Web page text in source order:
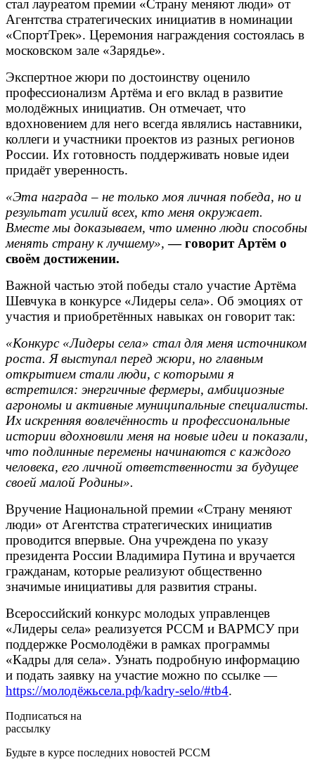
стал лауреатом премии «Страну меняют люди» от
Агентства стратегических инициатив в номинации
«СпортТрек». Церемония награждения состоялась в
московском зале «Зарядье».
Экспертное жюри по достоинству оценило
профессионализм Артёма и его вклад в развитие
молодёжных инициатив. Он отмечает, что
вдохновением для него всегда являлись наставники,
коллеги и участники проектов из разных регионов
России. Их готовность поддерживать новые идеи
придаёт уверенность.
«Эта награда – не только моя личная победа, но и
результат усилий всех, кто меня окружает.
Вместе мы доказываем, что именно люди способны
менять страну к лучшему», — говорит Артём о
своём достижении.
Важной частью этой победы стало участие Артёма
Шевчука в конкурсе «Лидеры села». Об эмоциях от
участия и приобретённых навыках он говорит так:
«Конкурс «Лидеры села» стал для меня источником
роста. Я выступал перед жюри, но главным
открытием стали люди, с которыми я
встретился: энергичные фермеры, амбициозные
агрономы и активные муниципальные специалисты.
Их искренняя вовлечённость и профессиональные
истории вдохновили меня на новые идеи и показали,
что подлинные перемены начинаются с каждого
человека, его личной ответственности за будущее
своей малой Родины».
Вручение Национальной премии «Страну меняют
люди» от Агентства стратегических инициатив
проводится впервые. Она учреждена по указу
президента России Владимира Путина и вручается
гражданам, которые реализуют общественно
значимые инициативы для развития страны.
Всероссийский конкурс молодых управленцев
«Лидеры села» реализуется РССМ и ВАРМСУ при
поддержке Росмолодёжи в рамках программы
«Кадры для села». Узнать подробную информацию
и подать заявку на участие можно по ссылке —
https://молодёжьсела.рф/kadry-selo/#tb4.
Подписаться на
рассылку
Будьте в курсе последних новостей РССМ